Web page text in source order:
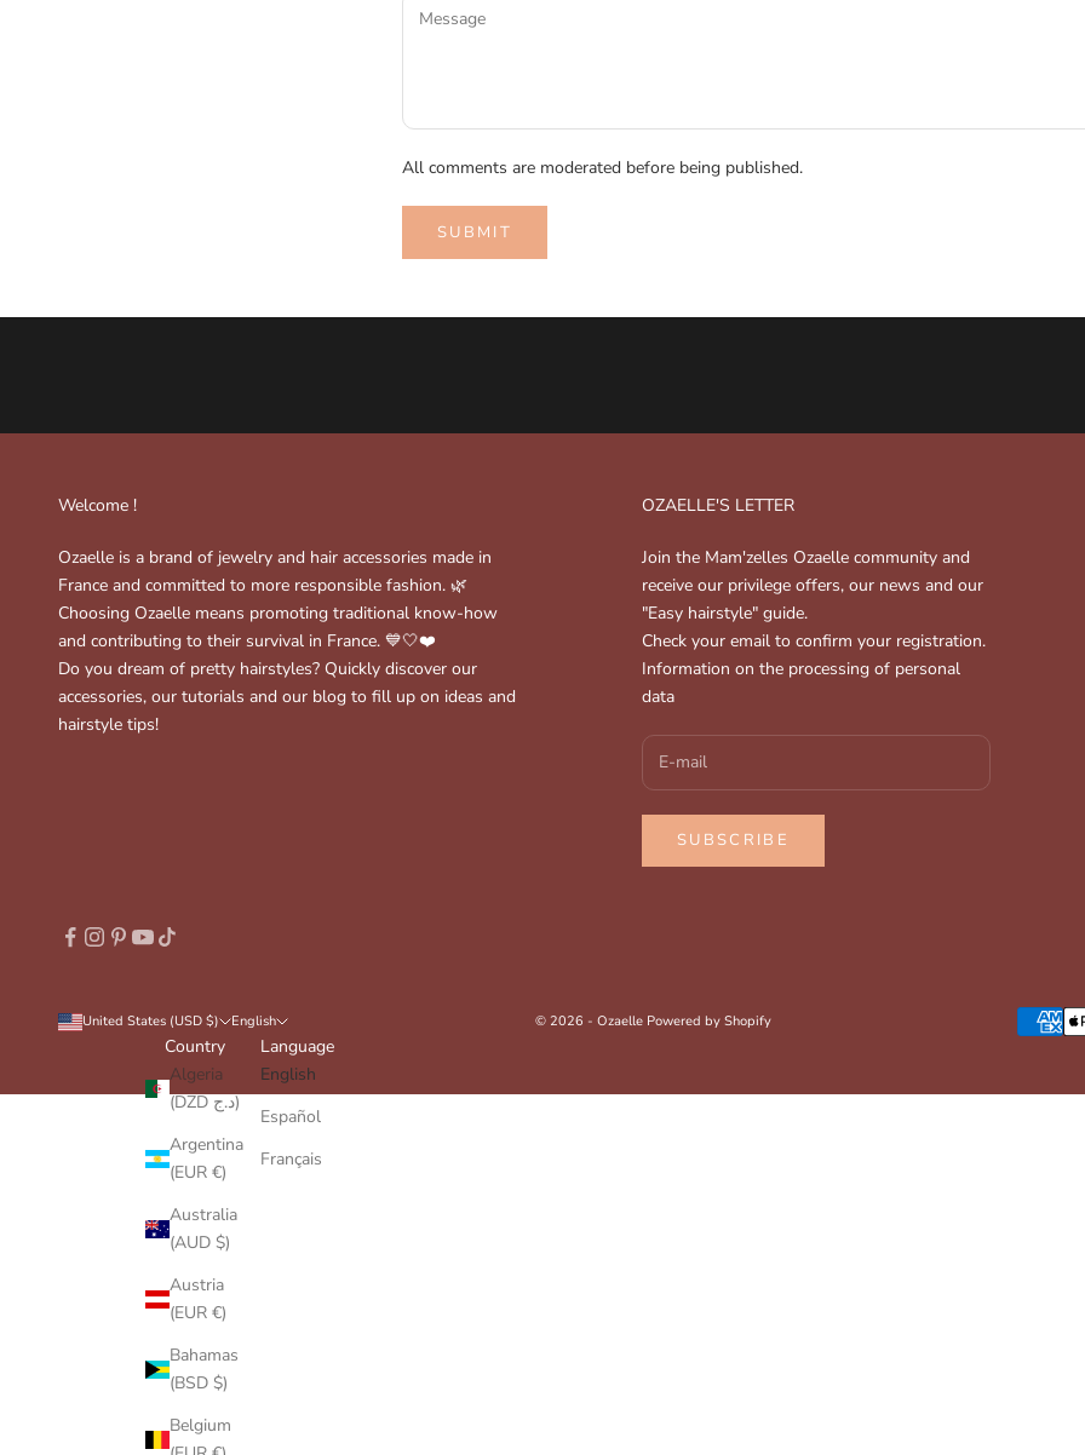
All comments are moderated before being published.
SUBMIT
Welcome !
Ozaelle is a brand of jewelry and hair accessories made in
France and committed to more responsible fashion. 🌿
Choosing Ozaelle means promoting traditional know-how
and contributing to their survival in France. 💙🤍❤️
Do you dream of pretty hairstyles? Quickly discover our
accessories, our tutorials and our blog to fill up on ideas and
hairstyle tips!
OZAELLE'S LETTER
Join the Mam'zelles Ozaelle community and
receive our privilege offers, our news and our
"Easy hairstyle" guide.
Check your email to confirm your registration.
Information on the processing of personal
data
SUBSCRIBE
United States (USD $)
Country
Algeria
(DZD د.ج)
Argentina
(EUR €)
Australia
(AUD $)
Austria
(EUR €)
Bahamas
(BSD $)
Belgium
English
Language
English
Español
Français
© 2026 - Ozaelle Powered by Shopify